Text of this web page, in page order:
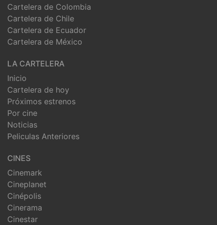
Cartelera de Colombia
Cartelera de Chile
Cartelera de Ecuador
Cartelera de México
LA CARTELERA
Inicio
Cartelera de hoy
Próximos estrenos
Por cine
Noticias
Peliculas Anteriores
CINES
Cinemark
Cineplanet
Cinépolis
Cinerama
Cinestar